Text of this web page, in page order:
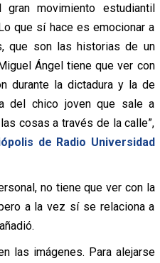
movimiento estudiantil
que sí hace es emocionar a
que son las historias de un
Ángel tiene que ver con
durante la dictadura y la de
del chico joven que sale a
cosas a través de la calle”,
de Radio Universidad
no tiene que ver con la
a la vez sí se relaciona a
las imágenes. Para alejarse